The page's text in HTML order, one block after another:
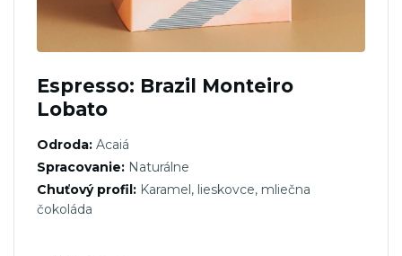
Espresso: Brazil Monteiro
Lobato
Odroda: Acaiá
Spracovanie: Naturálne
Chuťový profil: Karamel, lieskovce, mliečna
čokoláda